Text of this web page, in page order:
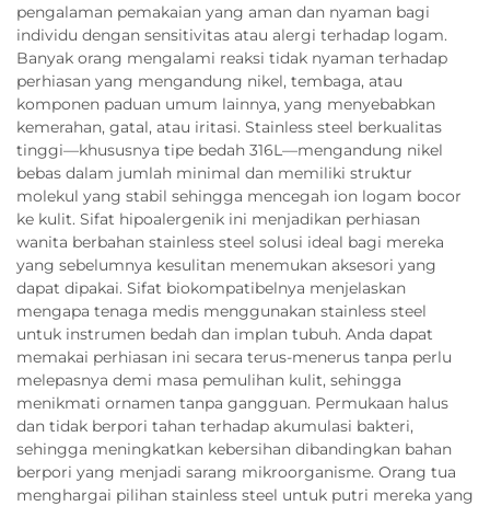
pengalaman pemakaian yang aman dan nyaman bagi
individu dengan sensitivitas atau alergi terhadap logam.
Banyak orang mengalami reaksi tidak nyaman terhadap
perhiasan yang mengandung nikel, tembaga, atau
komponen paduan umum lainnya, yang menyebabkan
kemerahan, gatal, atau iritasi. Stainless steel berkualitas
tinggi—khususnya tipe bedah 316L—mengandung nikel
bebas dalam jumlah minimal dan memiliki struktur
molekul yang stabil sehingga mencegah ion logam bocor
ke kulit. Sifat hipoalergenik ini menjadikan perhiasan
wanita berbahan stainless steel solusi ideal bagi mereka
yang sebelumnya kesulitan menemukan aksesori yang
dapat dipakai. Sifat biokompatibelnya menjelaskan
mengapa tenaga medis menggunakan stainless steel
untuk instrumen bedah dan implan tubuh. Anda dapat
memakai perhiasan ini secara terus-menerus tanpa perlu
melepasnya demi masa pemulihan kulit, sehingga
menikmati ornamen tanpa gangguan. Permukaan halus
dan tidak berpori tahan terhadap akumulasi bakteri,
sehingga meningkatkan kebersihan dibandingkan bahan
berpori yang menjadi sarang mikroorganisme. Orang tua
menghargai pilihan stainless steel untuk putri mereka yang